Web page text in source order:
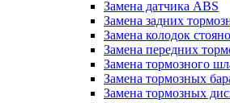
Замена датчика ABS
Замена задних
Замена колодок
Замена передних
Замена тормозного
Замена тормозных
Замена тормозных